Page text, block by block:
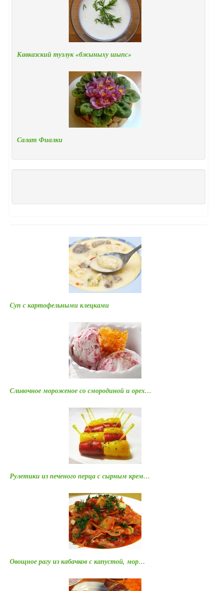
Кавказский тузлук «бжыныху шыпс»
Салат Фиалки
Суп с картофельными клецками
Сливочное мороженое со смородиной и орех…
Рулетики из печеного перца с сырным крем…
Овощное рагу из кабачков с капустой, мор…